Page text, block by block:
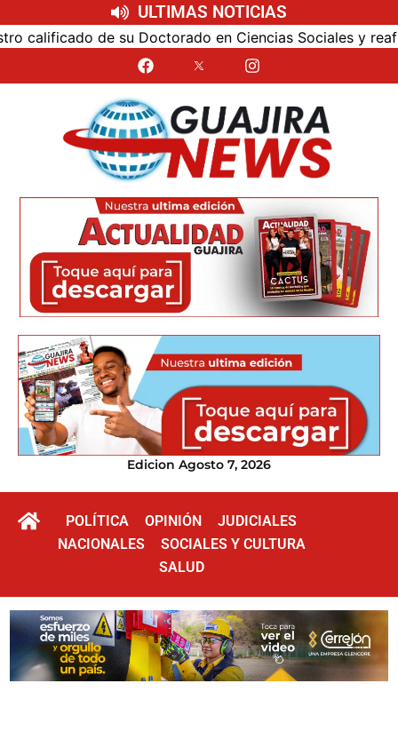
ULTIMAS NOTICIAS
de su Doctorado en Ciencias Sociales y
Edicion Agosto 7, 2026
POLÍTICA OPINIÓN
JUDICIALES
NACIONALES
SOCIALES Y CULTURA
SALUD